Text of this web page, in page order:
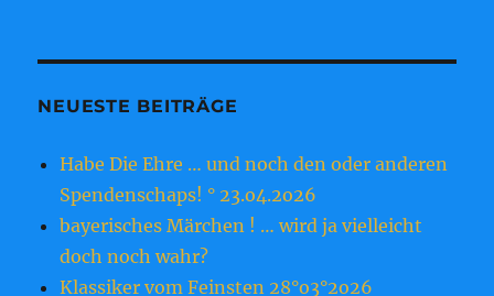
NEUESTE BEITRÄGE
Habe Die Ehre … und noch den oder anderen
Spendenschaps! ° 23.o4.2o26
bayerisches Märchen ! … wird ja vielleicht
doch noch wahr?
Klassiker vom Feinsten 28°o3°2o26